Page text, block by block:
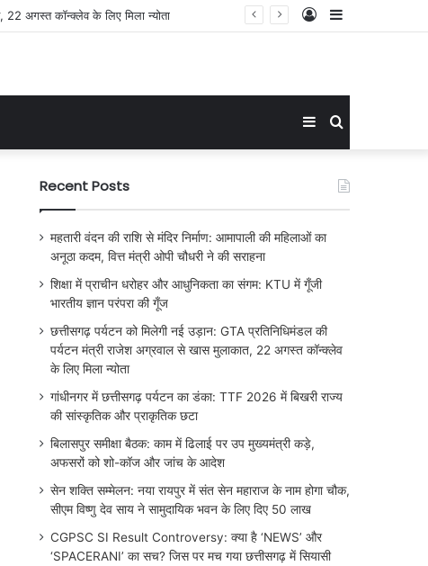
Sidebar
Log
Search
for
Sidebar
Recent Posts
महतारी वंदन की राशि से मंदिर निर्माण: आमापाली की महिलाओं का
अनूठा कदम, वित्त मंत्री ओपी चौधरी ने की सराहना
शिक्षा में प्राचीन धरोहर और आधुनिकता का संगम: KTU में गूँजी
भारतीय ज्ञान परंपरा की गूँज
छत्तीसगढ़ पर्यटन को मिलेगी नई उड़ान: GTA प्रतिनिधिमंडल की
पर्यटन मंत्री राजेश अग्रवाल से खास मुलाकात, 22 अगस्त कॉन्क्लेव
के लिए मिला न्योता
गांधीनगर में छत्तीसगढ़ पर्यटन का डंका: TTF 2026 में बिखरी राज्य
की सांस्कृतिक और प्राकृतिक छटा
बिलासपुर समीक्षा बैठक: काम में ढिलाई पर उप मुख्यमंत्री कड़े,
अफसरों को शो-कॉज और जांच के आदेश
सेन शक्ति सम्मेलन: नया रायपुर में संत सेन महाराज के नाम होगा चौक,
सीएम विष्णु देव साय ने सामुदायिक भवन के लिए दिए 50 लाख
CGPSC SI Result Controversy: क्या है ‘NEWS’ और
‘SPACERANI’ का सच? जिस पर मच गया छत्तीसगढ़ में सियासी